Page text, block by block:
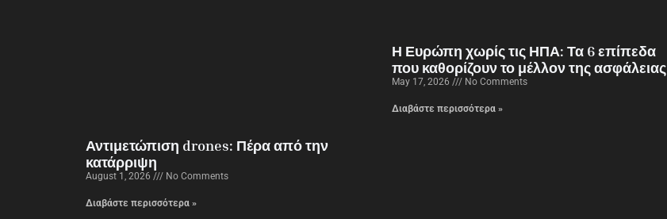
Αντιμετώπιση drones: Πέρα από την
κατάρριψη
August 1, 2026 No Comments
Διαβάστε περισσότερα »
Η Ευρώπη χωρίς τις ΗΠΑ: Τα 6 επίπεδα
που καθορίζουν το μέλλον της ασφάλειας
May 17, 2026 No Comments
Διαβάστε περισσότερα »